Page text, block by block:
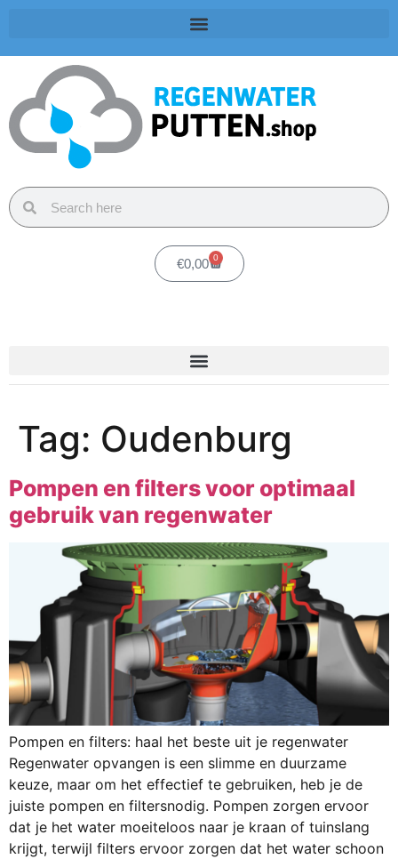
€0,00 0
Tag: Oudenburg
Pompen en filters voor optimaal
gebruik van regenwater
Pompen en filters: haal het beste uit je regenwater
Regenwater opvangen is een slimme en duurzame
keuze, maar om het effectief te gebruiken, heb je de
juiste pompen en filtersnodig. Pompen zorgen ervoor
dat je het water moeiteloos naar je kraan of tuinslang
krijgt, terwijl filters ervoor zorgen dat het water schoon